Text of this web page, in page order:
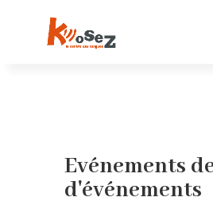
Evénements
d'événements